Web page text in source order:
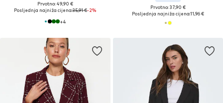
Prvotno: 49,90 €
Posljednja najniža cijena:35,91 €-2%
+4
Prvotno: 37,90 €
Posljednja najniža cijena:11,96 €